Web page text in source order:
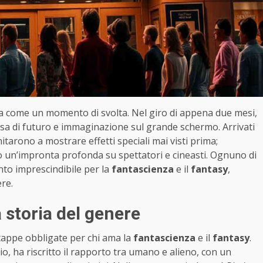
un momento di svolta. Nel giro di appena due mesi,
di futuro e immaginazione sul grande schermo. Arrivati
a mostrare effetti speciali mai visti prima;
profonda su spettatori e cineasti. Ognuno di
imprescindibile per la fantascienza e il fantasy,
del genere
obbligate per chi ama la fantascienza e il fantasy.
ha riscritto il rapporto tra umano e alieno, con un